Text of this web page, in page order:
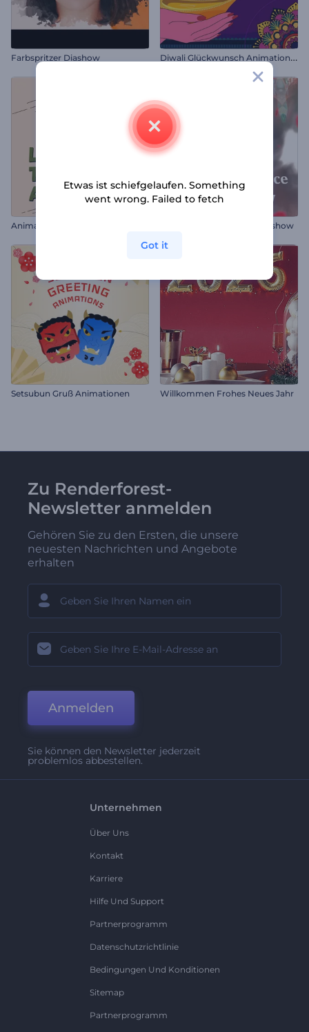
Farbspritzer Diashow D
iwali Glückwunsch Animationen
Animationen zum Tomatina Fest Pinkfarbene Romantik-Diashow
Setsubun Gruß Animationen Willkommen Frohes Neues Jahr
Zu Renderforest-
Newsletter anmelden
Gehören Sie zu den Ersten, die unsere
neuesten Nachrichten und Angebote
erhalten
Anmelden
Sie können den Newsletter jederzeit
problemlos abbestellen.
Unternehmen
Über Uns
Kontakt
Karriere
Hilfe Und Support
Partnerprogramm
Datenschutzrichtlinie
Bedingungen Und Konditionen
Sitemap
Partnerprogramm
Etwas ist schiefgelaufen. Something
went wrong. Failed to fetch
Got it